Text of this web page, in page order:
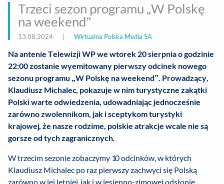
Trzeci sezon programu „W Polskę
na weekend”
13.08.2024 Wirtualna Polska Media SA
Na antenie Telewizji WP we wtorek 20 sierpnia o godzinie
22:00 zostanie wyemitowany pierwszy odcinek nowego
sezonu programu „W Polskę na weekend”. Prowadzący,
Klaudiusz Michalec, pokazuje w nim turystyczne zakątki
Polski warte odwiedzenia, udowadniając jednocześnie
zarówno zwolennikom, jak i sceptykom turystyki
krajowej, że nasze rodzime, polskie atrakcje wcale nie są
gorsze od tych zagranicznych.
W trzecim sezonie zobaczymy 10 odcinków, w których
Klaudiusz Michalec po raz pierwszy zachwyci się Polską
zarówno w jej letniej, jak i w jesienno-zimowej odsłonie.